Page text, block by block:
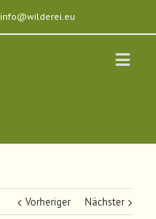
info@wilderei.eu
Vorheriger Nächster